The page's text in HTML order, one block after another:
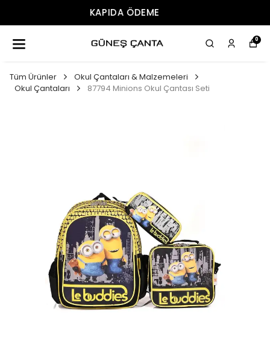
ÜCRETSIZ KARGO
0
Tüm Ürünler
Okul Çantaları & Malzemeleri
Okul Çantaları
87794 Minions Okul Çantası Seti